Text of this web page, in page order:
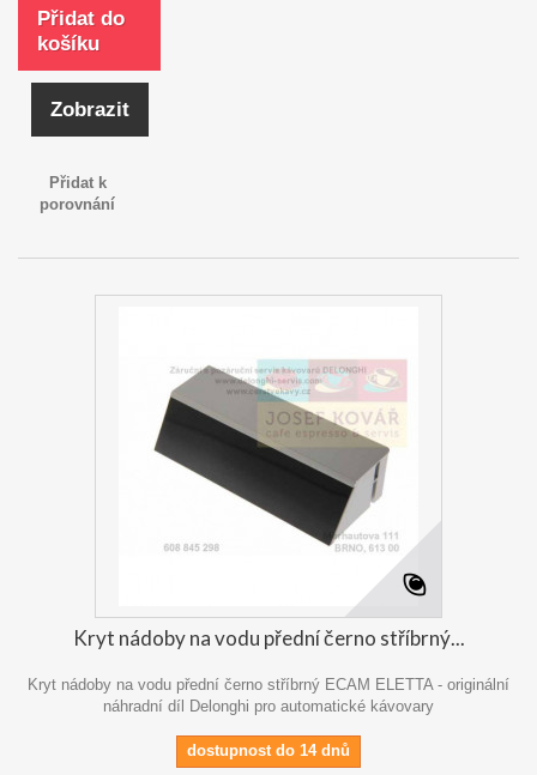
Přidat do
košíku
Zobrazit
Přidat k
porovnání
Kryt nádoby na vodu přední černo stříbrný...
Kryt nádoby na vodu přední černo stříbrný ECAM ELETTA - originální
náhradní díl Delonghi pro automatické kávovary
dostupnost do 14 dnů